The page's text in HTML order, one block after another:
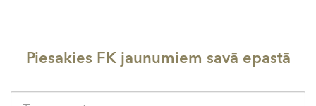
Piesakies FK jaunumiem savā epastā